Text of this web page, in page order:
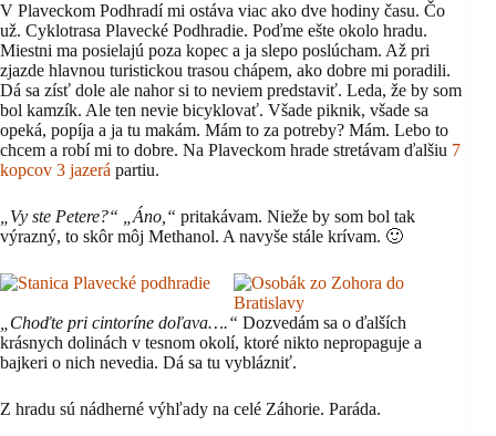
V Plaveckom Podhradí mi ostáva viac ako dve hodiny času. Čo
už. Cyklotrasa Plavecké Podhradie. Poďme ešte okolo hradu.
Miestni ma posielajú poza kopec a ja slepo poslúcham. Až pri
zjazde hlavnou turistickou trasou chápem, ako dobre mi poradili.
Dá sa zísť dole ale nahor si to neviem predstaviť. Leda, že by som
bol kamzík. Ale ten nevie bicyklovať. Všade piknik, všade sa
opeká, popíja a ja tu makám. Mám to za potreby? Mám. Lebo to
chcem a robí mi to dobre. Na Plaveckom hrade stretávam ďalšiu 7
kopcov 3 jazerá partiu.
„Vy ste Petere?“ „Áno,“ pritakávam. Nieže by som bol tak
výrazný, to skôr môj Methanol. A navyše stále krívam. 🙂
„Choďte pri cintoríne doľava….“ Dozvedám sa o ďalších
krásnych dolinách v tesnom okolí, ktoré nikto nepropaguje a
bajkeri o nich nevedia. Dá sa tu vyblázniť.
Z hradu sú nádherné výhľady na celé Záhorie. Paráda.